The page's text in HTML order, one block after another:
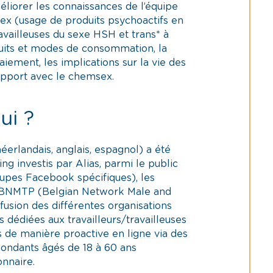
les connaissances de l’équipe
(usage de produits psychoactifs en
du sexe HSH et trans* à
et modes de consommation, la
les implications sur la vie des
avec le chemsex.
?
anglais, espagnol) a été
investis par Alias, parmi le public
Facebook spécifiques), les
(Belgian Network Male and
des différentes organisations
dédiées aux travailleurs/travailleuses
de manière proactive en ligne via des
âgés de 18 à 60 ans